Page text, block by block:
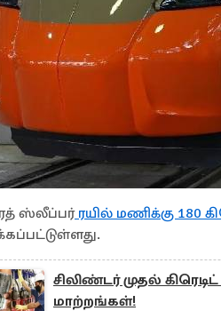
ஸ்லீப்பர்ரயில் மணிக்கு 180
சிலிண்டர் முதல்
மாற்றங்கள்!